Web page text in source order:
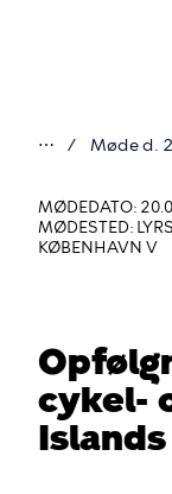
er
her
⋯ Møde d.
MØDEDATO:
MØDESTED:
KØBENHAVN V
cykel-